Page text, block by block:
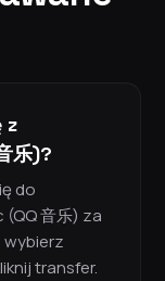
z
乐)?
do
音乐) za
transfer.